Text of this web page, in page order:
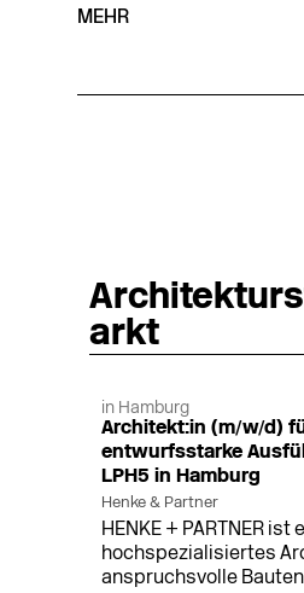
MEHR
arkt
in Hamburg
Architekt:in (m/w/d)
entwurfsstarke
LPH5 in Hamburg
Henke & Partner
HENKE + PARTNER ist
hochspezialisiertes
anspruchsvolle